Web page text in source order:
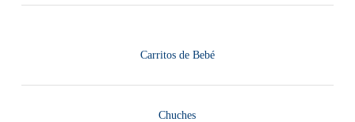
Carritos de Bebé
Chuches